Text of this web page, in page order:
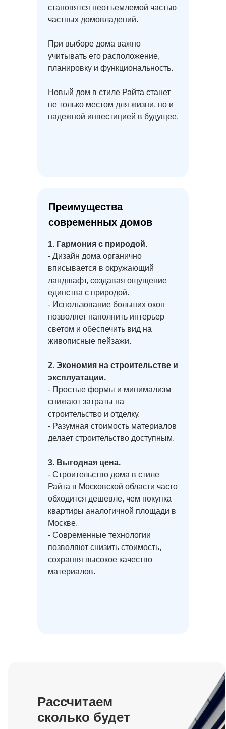
1. Гармония с природой.
- Дизайн дома органично
вписывается в окружающий
ландшафт, создавая ощущение
единства с природой.
- Использование больших окон
позволяет наполнить интерьер
светом и обеспечить вид на
живописные пейзажи.
2. Экономия на строительстве и
эксплуатации.
- Простые формы и минимализм
снижают затраты на
строительство и отделку.
- Разумная стоимость материалов
делает строительство доступным.
3. Выгодная цена.
- Строительство дома в стиле
Райта в Московской области часто
обходится дешевле, чем покупка
квартиры аналогичной площади в
Москве.
- Современные технологии
позволяют снизить стоимость,
сохраняя высокое качество
материалов.
Преимущества
современных домов
становятся неотъемлемой частью
частных домовладений.
При выборе дома важно
учитывать его расположение,
планировку и функциональность.
Новый дом в стиле Райта станет
не только местом для жизни, но и
надежной инвестицией в будущее.
Рассчитаем
сколько будет